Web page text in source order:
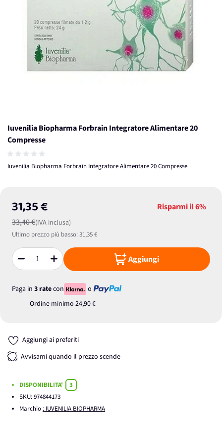
Iuvenilia Biopharma Forbrain Integratore Alimentare 20
Compresse
Iuvenilia Biopharma Forbrain Integratore Alimentare 20 Compresse
31,35 €
33,40 €(IVA inclusa)
Risparmi il6%
Ultimo prezzo più basso:31,35 €
Quantità Aggiungi
Paga in 3 ratecon
o
Ordine minimo 24,90 €
Aggiungi ai preferiti
Avvisami quando il prezzo scende
DISPONIBILITA'
3
SKU:974844173
Marchio : IUVENILIA BIOPHARMA